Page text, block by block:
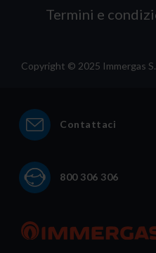
Termini e
Copyright © 2025 Immergas
Contattaci
800 306 306